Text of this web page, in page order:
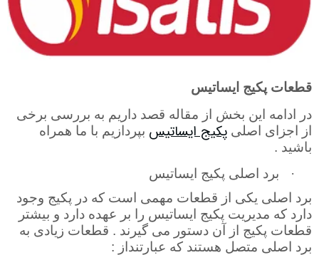
قطعات پکیج ایساتیس
در ادامه این بخش از مقاله قصد داریم به بررسی برخی
از اجزای اصلی پکیج ایساتیس بپردازیم با ما همراه
باشید .
·
برد اصلی پکیج ایساتیس
برد اصلی یکی از قطعات مهمی است که در پکیج وجود
دارد که مدیریت پکیج ایساتیس را بر عهده دارد و بیشتر
قطعات پکیج از آن دستور می گیرند . قطعات زیادی به
برد اصلی متصل هستند که عبارتنداز :